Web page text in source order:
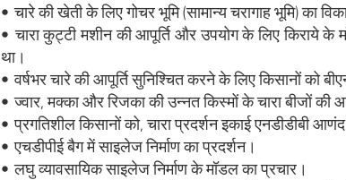
• चारे की खेती के लिए गोचर भूमि (सामान्य चरागाह भूमि) का
• चारा कुट्टी मशीन की आपूर्ति और उपयोग के लिए किराये के
था।
• वर्षभर चारे की आपूर्ति सुनिश्चित करने के लिए किसानों को
• ज्वार, मक्का और रिजका की उन्नत किस्मों के चारा बीजों की
• प्रगतिशील किसानों को, चारा प्रदर्शन इकाई एनडीडीबी
• एचडीपीई बैग में साइलेज निर्माण का प्रदर्शन।
• लघु व्यावसायिक साइलेज निर्माण के मॉडल का प्रचार।